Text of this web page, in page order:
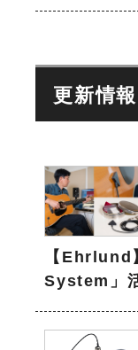
更新情報
【
System」